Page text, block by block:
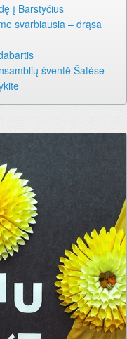
į Barstyčius
svarbiausia – drąsa
šventė Šatėse